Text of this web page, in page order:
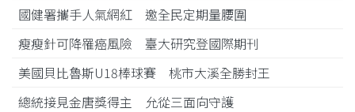
國健署攜手人氣網紅 邀全民定期量腰圍
瘦瘦針可降罹癌風險 臺大研究登國際期刊
美國貝比魯斯U18棒球賽 桃市大溪全勝封王
總統接見金唐獎得主 允從三面向守護